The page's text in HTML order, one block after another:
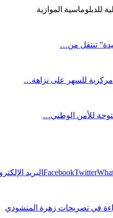
للدبلوماسية الموازية
تنتقل من…
مركزية للسهر على نزاهة…
FacebookTwitter البريد
في تصريحات زهرة المنشودي